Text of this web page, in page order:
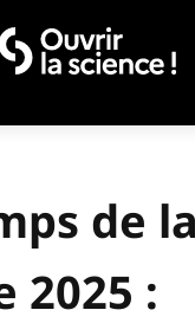
de la
2025 :